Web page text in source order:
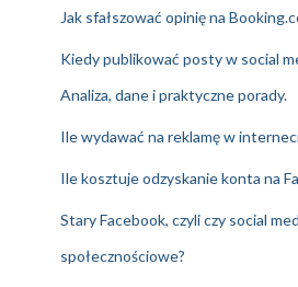
Jak sfałszować opinię na
Kiedy publikować posty w social
Analiza, dane i praktyczne porady.
Ile wydawać na reklamę w
Ile kosztuje odzyskanie konta na
Stary Facebook, czyli czy social
społecznościowe?